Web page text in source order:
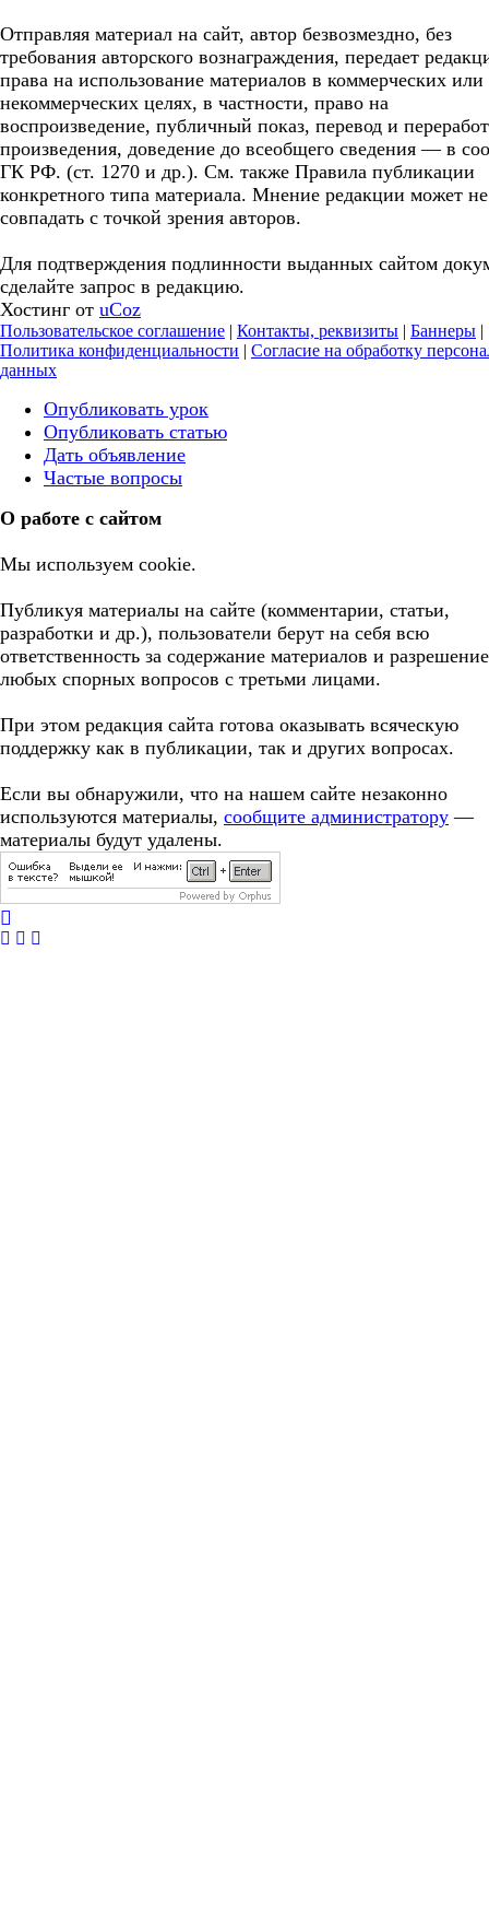
Отправляя материал на сайт, автор безвозмездно, без
требования авторского вознаграждения, передает
права на использование материалов в коммерческих или
некоммерческих целях, в частности, право на
воспроизведение, публичный показ, перевод и
произведения, доведение до всеобщего сведения — в
ГК РФ. (ст. 1270 и др.). См. также Правила публикации
конкретного типа материала. Мнение редакции может не
совпадать с точкой зрения авторов.
Для подтверждения подлинности выданных сайтом
сделайте запрос в редакцию.
Хостинг от uCoz
Пользовательское соглашение | Контакты, реквизиты | Баннеры |
Политика конфиденциальности | Согласие на обработку
данных
Опубликовать урок
Опубликовать статью
Дать объявление
Частые вопросы
О работе с сайтом
Мы используем cookie.
Публикуя материалы на сайте (комментарии, статьи,
разработки и др.), пользователи берут на себя всю
ответственность за содержание материалов и разрешение
любых спорных вопросов с третьми лицами.
При этом редакция сайта готова оказывать всяческую
поддержку как в публикации, так и других вопросах.
Если вы обнаружили, что на нашем сайте незаконно
используются материалы, сообщите администратору —
материалы будут удалены.